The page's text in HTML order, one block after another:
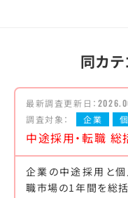
同カ
最新調査更新日：
調査対象：
企業
中途採用・転職 総
企業の中途採用と個
職市場の1年間を総